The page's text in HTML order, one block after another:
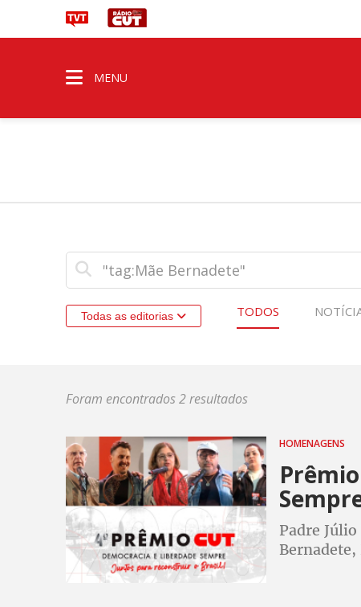
MENU
Todas as editorias TODOS
Foram encontrados 2 resultados
HOMENAGENS
Padre